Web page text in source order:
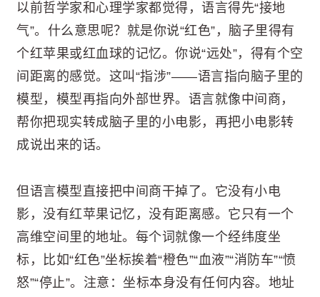
以前哲学家和心理学家都觉得，语言得先“接地
气”。什么意思呢？就是你说“红色”，脑子里得有
个红苹果或红血球的记忆。你说“远处”，得有个空
间距离的感觉。这叫“指涉”——语言指向脑子里的
模型，模型再指向外部世界。语言就像中间商，
帮你把现实转成脑子里的小电影，再把小电影转
成说出来的话。
但语言模型直接把中间商干掉了。它没有小电
影，没有红苹果记忆，没有距离感。它只有一个
高维空间里的地址。每个词就像一个经纬度坐
标，比如“红色”坐标挨着“橙色”“血液”“消防车”“愤
怒”“停止”。注意：坐标本身没有任何内容。地址